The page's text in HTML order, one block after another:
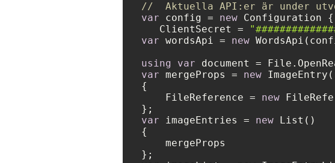
//  Aktuella API:er är under
var config = new Configuration
   ClientSecret =
var wordsApi = new
using
var document =
var mergeProps = new
{
    FileReference =
new
var imageEntries = new List()
{
    mergeProps